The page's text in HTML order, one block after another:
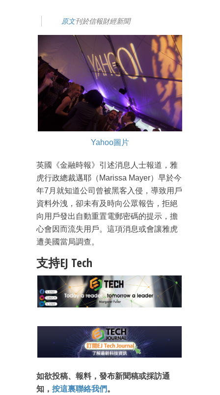
原文刊於信報財經新聞
Yahoo圖片
英國《金融時報》引述消息人士報道，雅
虎行政總裁邁耶（Marissa Mayer）早於今
年7月就知道公司曾被黑客入侵，導致用戶
資料外洩，卻未有及時向公眾報告，拒絕
向用戶發出自動重置電郵密碼的提示，擔
心會因而流失用戶。這項消息或會讓雅虎
遭美國當局調查。
支持EJ Tech
如欲投稿、報料，發布新聞稿或採訪通
知， 按這裏聯絡我們。
成為 EJ Tech 會員
箱！